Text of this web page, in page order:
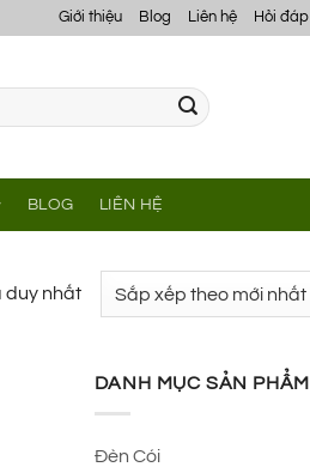
Giới thiệu Blog Liên hệ Hỏi đáp
BLOG LIÊN HỆ
duy nhất
DANH MỤC SẢN PHẨM
Đèn Cói